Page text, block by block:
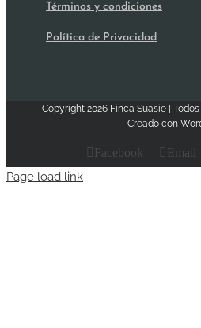
Términos y condiciones
Política de Privacidad
Copyright 2026 Finca Suasie| Todos
Creado con
Facebook Email
Page load link